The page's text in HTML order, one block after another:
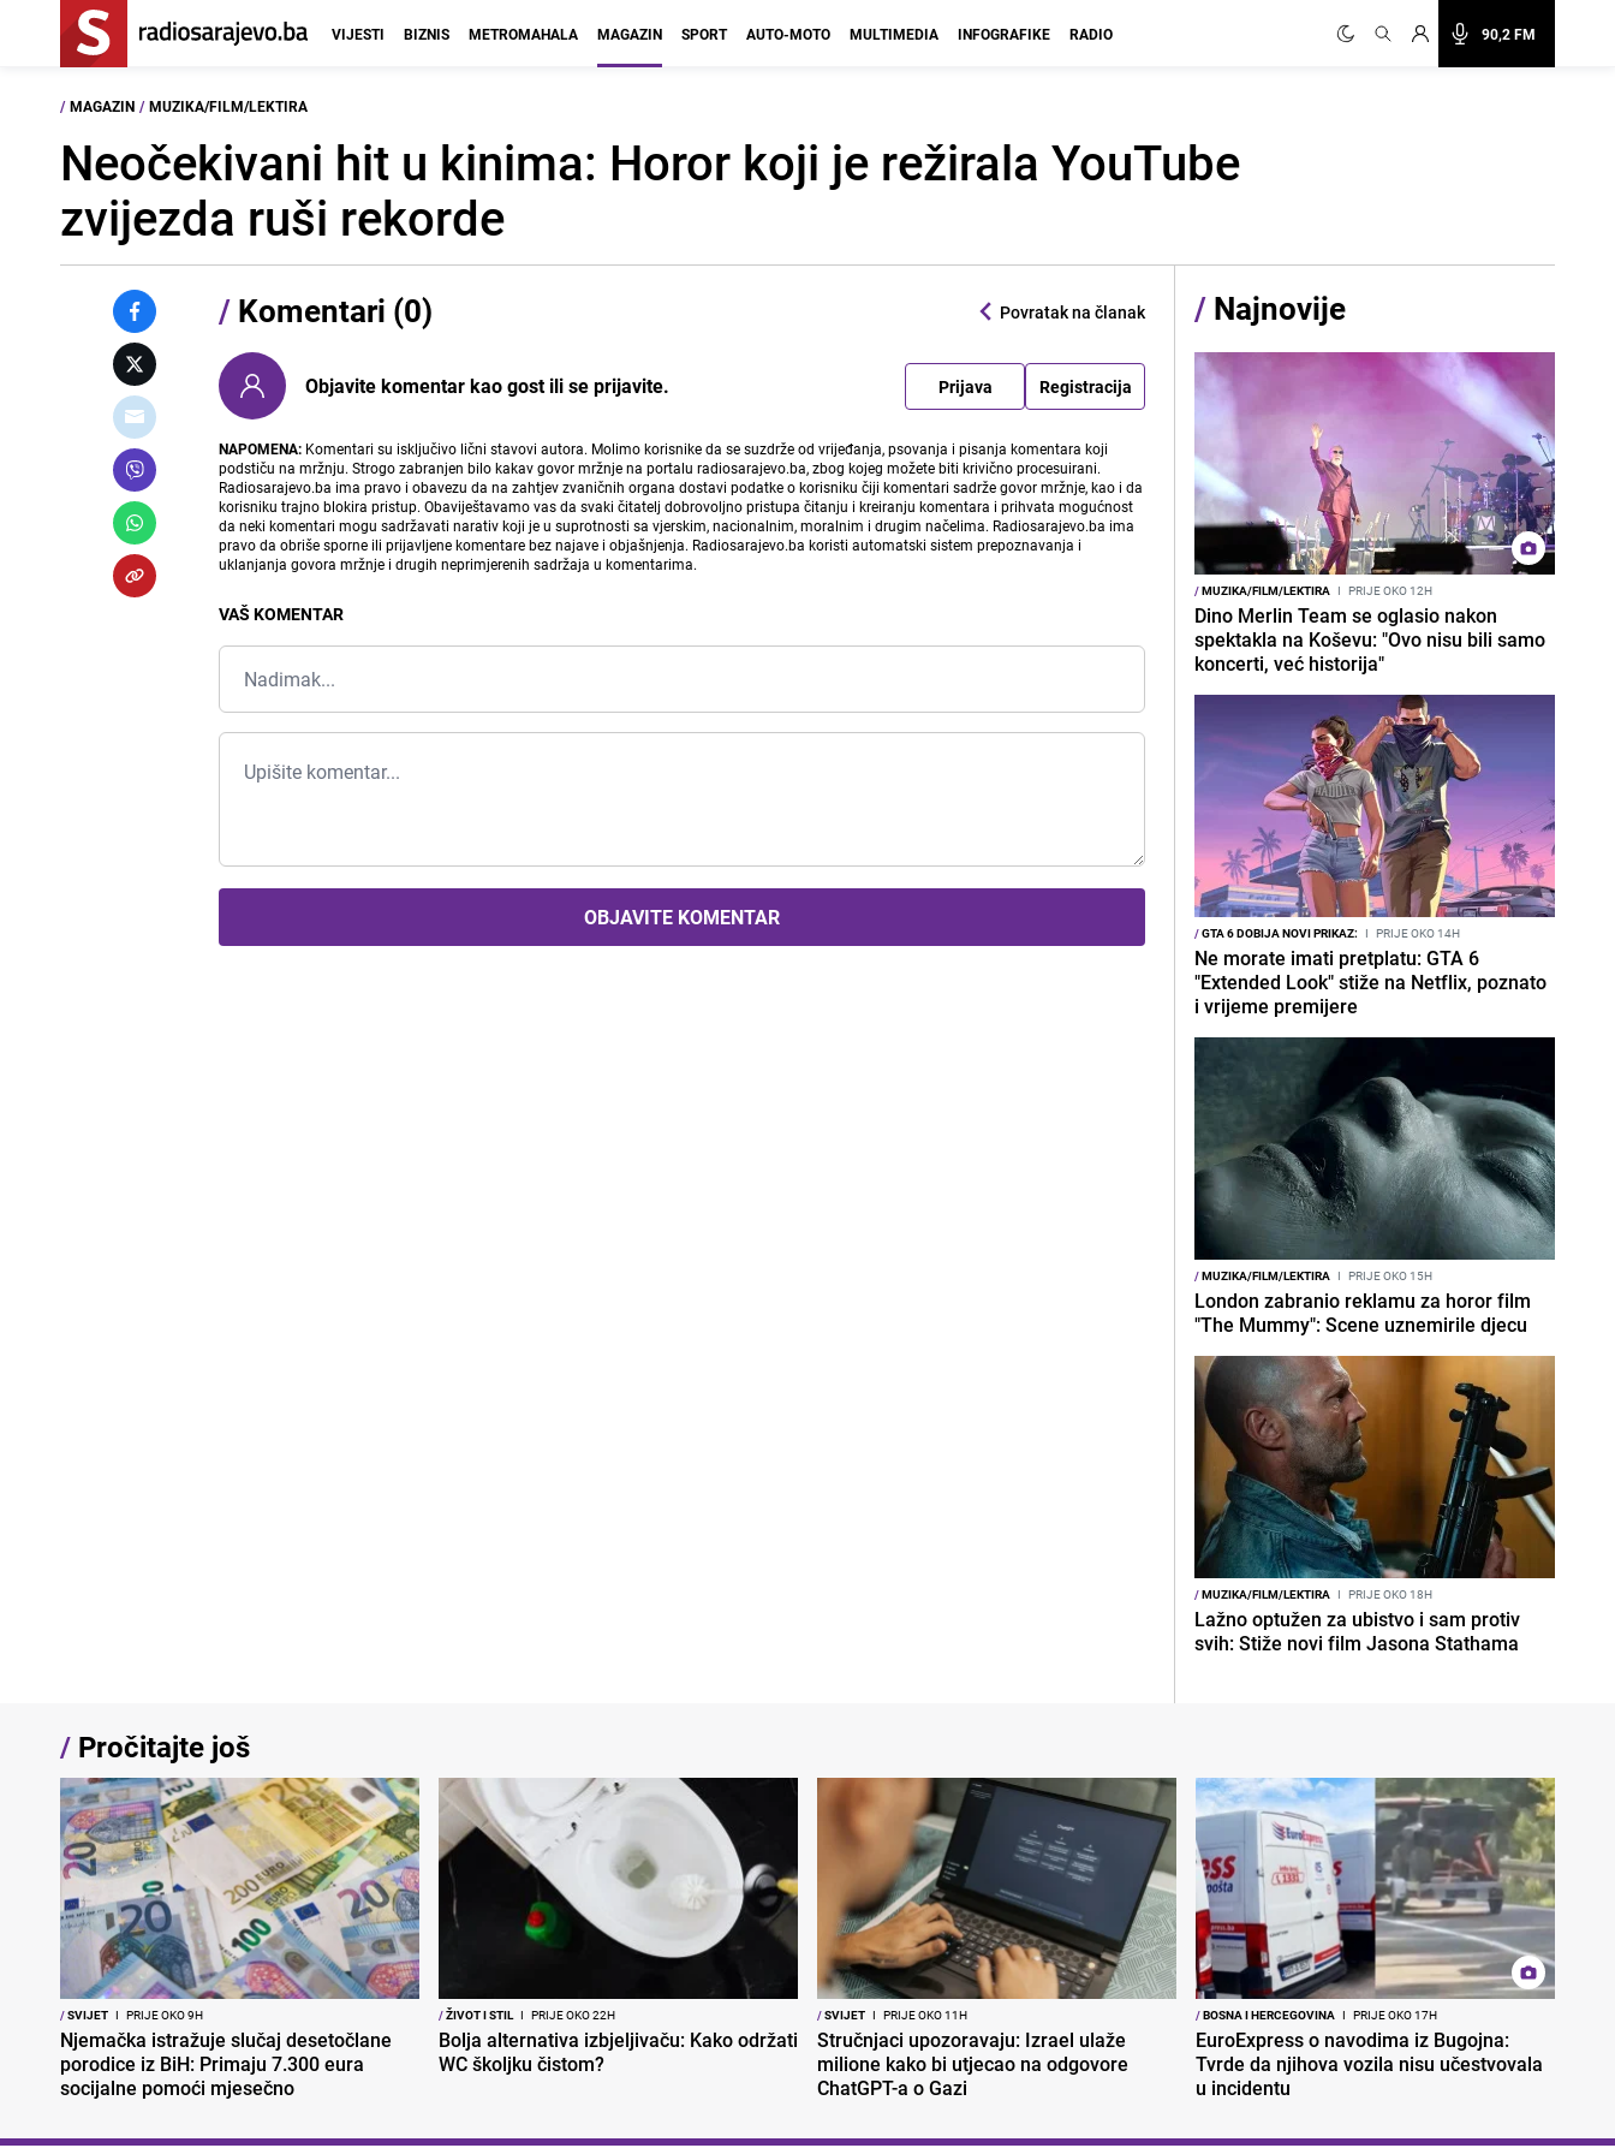
90,2 FM
VIJESTI BIZNIS METROMAHALA MAGAZIN SPORT AUTO-MOTO MULTIMEDIA INFOGRAFIKE RADIO
/ MAGAZIN / MUZIKA/FILM/LEKTIRA
Neočekivani hit u kinima: Horor koji je režirala YouTube
zvijezda ruši rekorde
/ Komentari (0) Povratak na članak
Objavite komentar kao gost ili se prijavite. Prijava Registracija
NAPOMENA: Komentari su isključivo lični stavovi autora. Molimo korisnike da se suzdrže od vrijeđanja, psovanja i pisanja komentara koji
podstiču na mržnju. Strogo zabranjen bilo kakav govor mržnje na portalu radiosarajevo.ba, zbog kojeg možete biti krivično procesuirani.
Radiosarajevo.ba ima pravo i obavezu da na zahtjev zvaničnih organa dostavi podatke o korisniku čiji komentari sadrže govor mržnje, kao i da
korisniku trajno blokira pristup. Obaviještavamo vas da svaki čitatelj dobrovoljno pristupa čitanju i kreiranju komentara i prihvata mogućnost
da neki komentari mogu sadržavati narativ koji je u suprotnosti sa vjerskim, nacionalnim, moralnim i drugim načelima. Radiosarajevo.ba ima
pravo da obriše sporne ili prijavljene komentare bez najave i objašnjenja. Radiosarajevo.ba koristi automatski sistem prepoznavanja i
uklanjanja govora mržnje i drugih neprimjerenih sadržaja u komentarima.
VAŠ KOMENTAR
OBJAVITE KOMENTAR
/ Najnovije
/MUZIKA/FILM/LEKTIRA I PRIJE OKO 12H
Dino Merlin Team se oglasio nakon
spektakla na Koševu: "Ovo nisu bili samo
koncerti, već historija"
/GTA 6 DOBIJA NOVI PRIKAZ: I PRIJE OKO 14H
Ne morate imati pretplatu: GTA 6
"Extended Look" stiže na Netflix, poznato
i vrijeme premijere
/MUZIKA/FILM/LEKTIRA I PRIJE OKO 15H
London zabranio reklamu za horor film
"The Mummy": Scene uznemirile djecu
/MUZIKA/FILM/LEKTIRA I PRIJE OKO 18H
Lažno optužen za ubistvo i sam protiv
svih: Stiže novi film Jasona Stathama
/ Pročitajte još
/SVIJET I PRIJE OKO 9H
Njemačka istražuje slučaj desetočlane
porodice iz BiH: Primaju 7.300 eura
socijalne pomoći mjesečno
/ŽIVOT I STIL I PRIJE OKO 22H
Bolja alternativa izbjeljivaču: Kako održati
WC školjku čistom?
/SVIJET I PRIJE OKO 11H
Stručnjaci upozoravaju: Izrael ulaže
milione kako bi utjecao na odgovore
ChatGPT-a o Gazi
/BOSNA I HERCEGOVINA I PRIJE OKO 17H
EuroExpress o navodima iz Bugojna:
Tvrde da njihova vozila nisu učestvovala
u incidentu